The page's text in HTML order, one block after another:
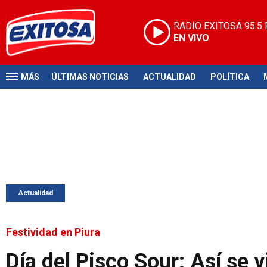
RADIO EXITOSA 95.5
EN VIVO
MÁS ÚLTIMAS NOTICIAS ACTUALIDAD POLÍTICA
Actualidad
Festividad en Piura
Día del Pisco Sour: Así se